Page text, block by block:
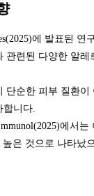
에 발표된 연
관련된 다양한 알레
단순한 피부 질환이
니다.
에서는
은 것으로 나타났